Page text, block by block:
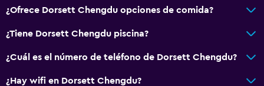
¿Ofrece Dorsett Chengdu opciones de comida?
¿Tiene Dorsett Chengdu piscina?
¿Cuál es el número de teléfono de Dorsett Chengdu?
¿Hay wifi en Dorsett Chengdu?